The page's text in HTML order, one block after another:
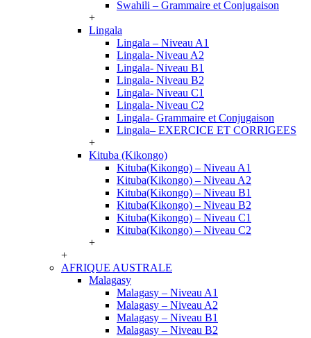
Swahili – Grammaire et Conjugaison
+
Lingala
Lingala – Niveau A1
Lingala- Niveau A2
Lingala- Niveau B1
Lingala- Niveau B2
Lingala- Niveau C1
Lingala- Niveau C2
Lingala- Grammaire et Conjugaison
Lingala– EXERCICE ET CORRIGEES
+
Kituba (Kikongo)
Kituba(Kikongo) – Niveau A1
Kituba(Kikongo) – Niveau A2
Kituba(Kikongo) – Niveau B1
Kituba(Kikongo) – Niveau B2
Kituba(Kikongo) – Niveau C1
Kituba(Kikongo) – Niveau C2
+
+
AFRIQUE AUSTRALE
Malagasy
Malagasy – Niveau A1
Malagasy – Niveau A2
Malagasy – Niveau B1
Malagasy – Niveau B2